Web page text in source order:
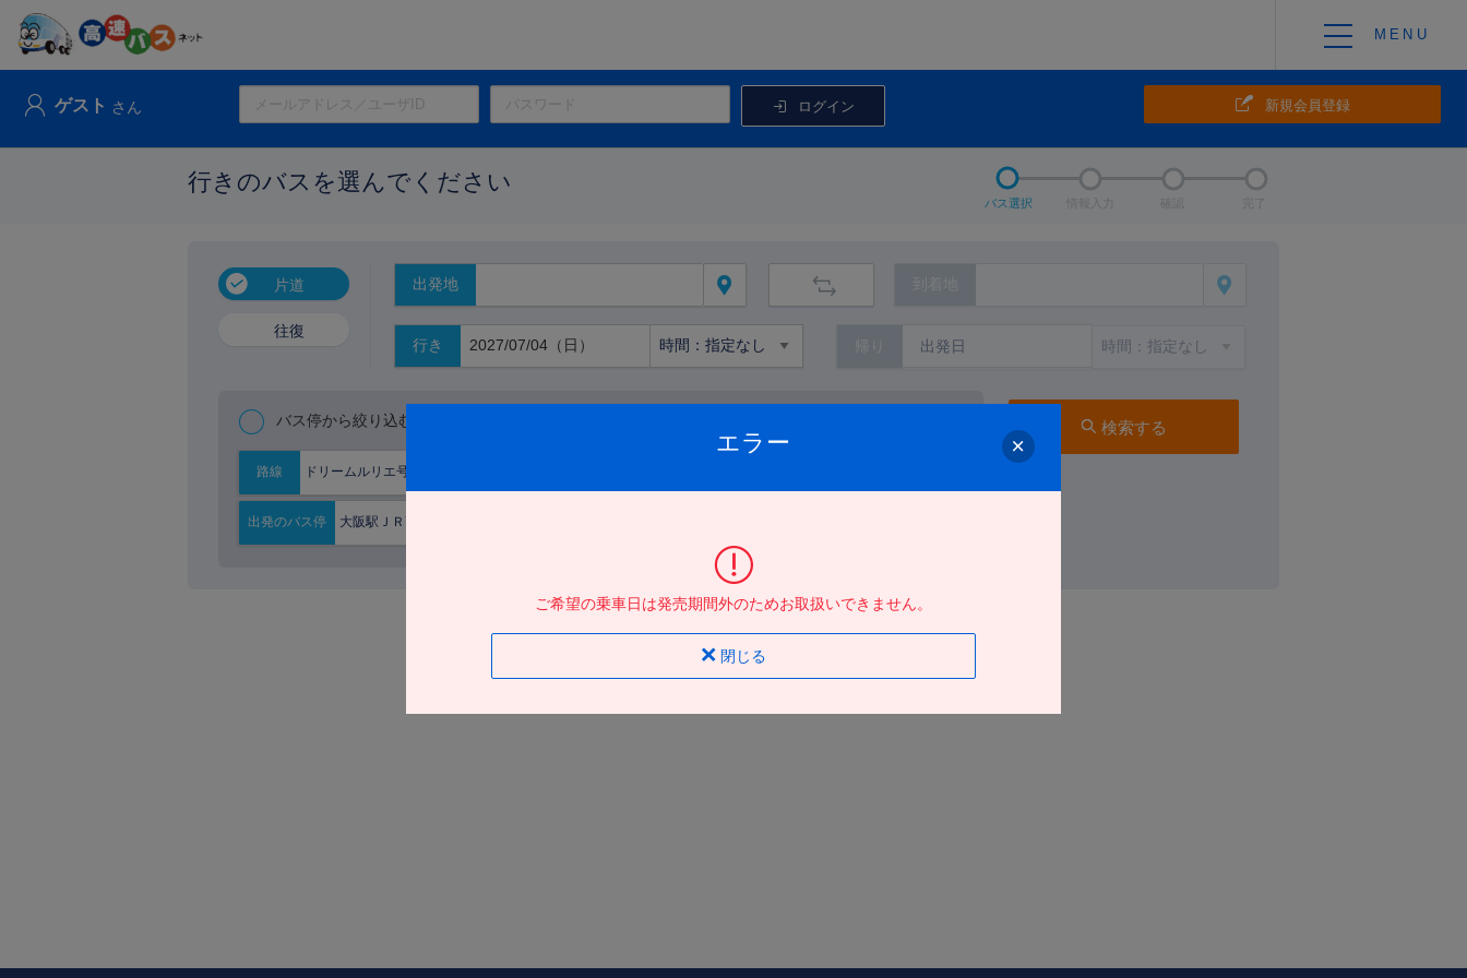
ゲスト さん ログイン 新規会員登録
行きのバスを選んでください
バス選択 確認 完了
片道
往復
出発地 到着地
行き
バス停から絞り込む
路線 ドリームルリエ号
出発のバス停 大阪駅ＪＲ高速ＢＴ
検索する
エラー
ご希望の乗車日は発売期間外のためお取扱いできません。
閉じる